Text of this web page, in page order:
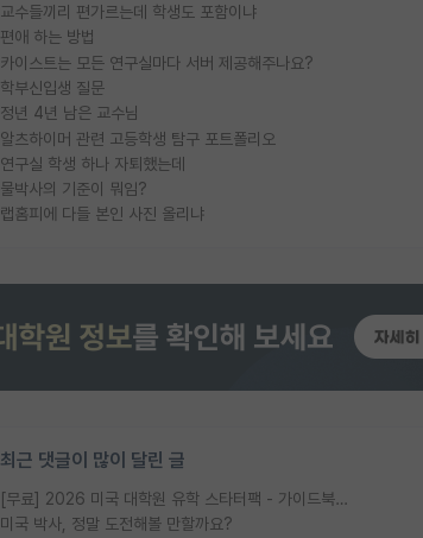
교수들끼리 편가르는데 학생도 포함이냐
편애 하는 방법
카이스트는 모든 연구실마다 서버 제공해주나요?
학부신입생 질문
정년 4년 남은 교수님
알츠하이머 관련 고등학생 탐구 포트폴리오
연구실 학생 하나 자퇴했는데
물박사의 기준이 뭐임?
랩홈피에 다들 본인 사진 올리냐
최근 댓글이 많이 달린 글
[무료] 2026 미국 대학원 유학 스타터팩 - 가이드북 & 합격자 컨택메일 템플릿
미국 박사, 정말 도전해볼 만할까요?